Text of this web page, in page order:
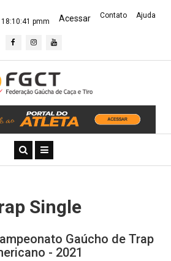
18:10:42 pmm Acessar Contato Ajuda
Single
Gaúcho de Trap
- 2021